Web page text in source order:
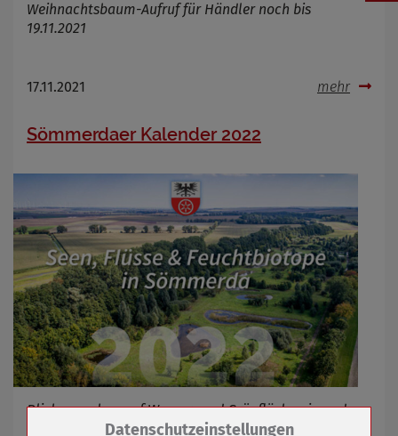
Weihnachtsbaum-Aufruf für Händler noch bis
19.11.2021
17.11.2021 mehr
Sömmerdaer Kalender 2022
Blick von oben auf Wasser- und Grünflächen in und um
die KreisstadtZum Betrieb der Seite notwendige Cookies /
Datenschutzeinstellungen